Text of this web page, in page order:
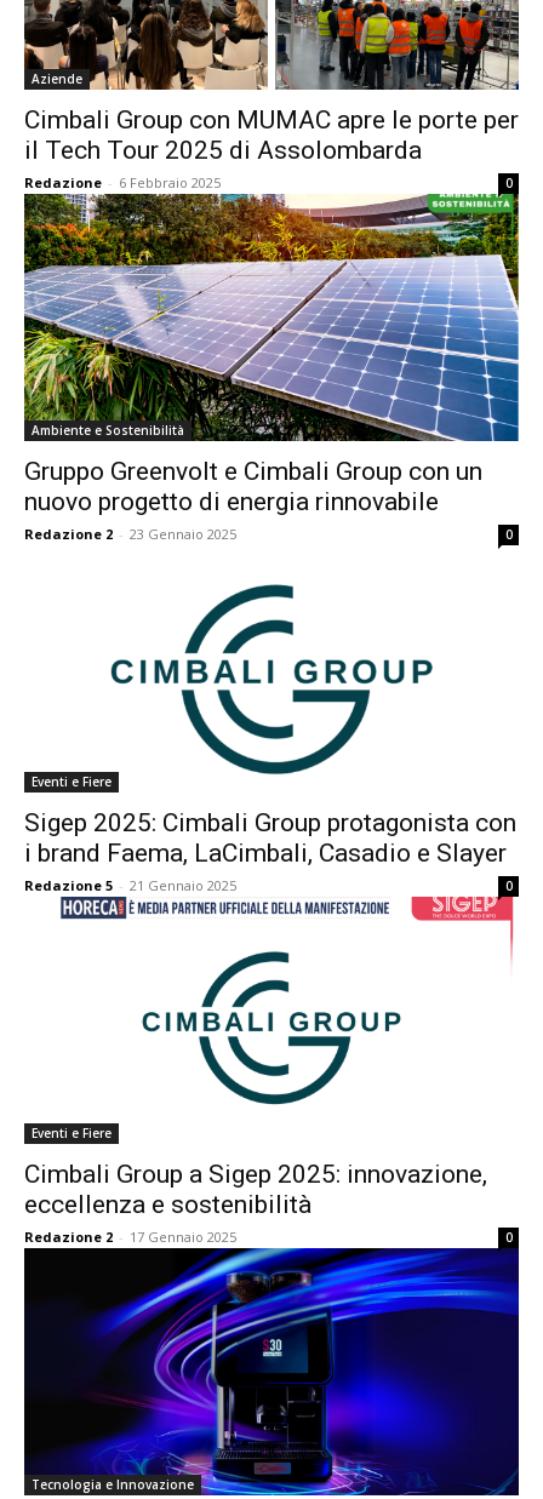
Aziende
Cimbali Group con MUMAC apre le porte per
il Tech Tour 2025 di Assolombarda
Redazione - 6 Febbraio 2025 0
Ambiente e Sostenibilità
Gruppo Greenvolt e Cimbali Group con un
nuovo progetto di energia rinnovabile
Redazione 2 - 23 Gennaio 2025 0
Eventi e Fiere
Sigep 2025: Cimbali Group protagonista con
i brand Faema, LaCimbali, Casadio e Slayer
Redazione 5 - 21 Gennaio 2025 0
Eventi e Fiere
Cimbali Group a Sigep 2025: innovazione,
eccellenza e sostenibilità
Redazione 2 - 17 Gennaio 2025 0
Tecnologia e Innovazione